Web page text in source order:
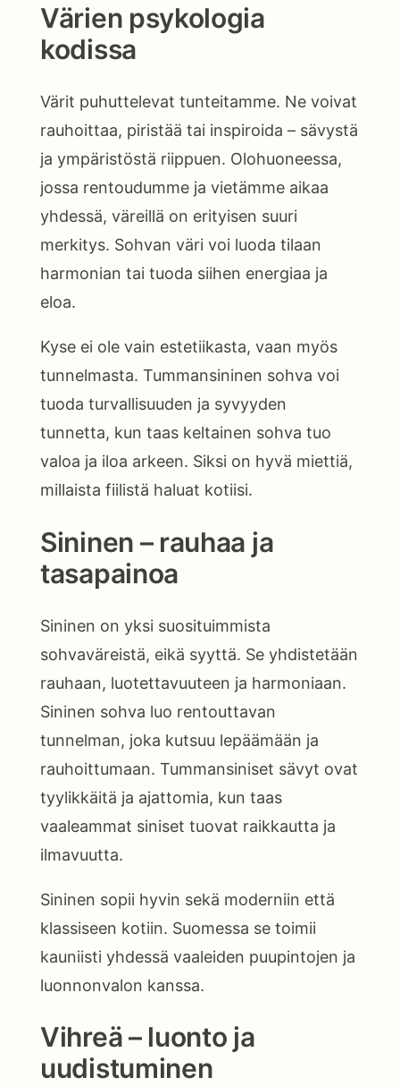
Värien psykologia
kodissa
Värit puhuttelevat tunteitamme. Ne voivat
rauhoittaa, piristää tai inspiroida – sävystä
ja ympäristöstä riippuen. Olohuoneessa,
jossa rentoudumme ja vietämme aikaa
yhdessä, väreillä on erityisen suuri
merkitys. Sohvan väri voi luoda tilaan
harmonian tai tuoda siihen energiaa ja
eloa.
Kyse ei ole vain estetiikasta, vaan myös
tunnelmasta. Tummansininen sohva voi
tuoda turvallisuuden ja syvyyden
tunnetta, kun taas keltainen sohva tuo
valoa ja iloa arkeen. Siksi on hyvä miettiä,
millaista fiilistä haluat kotiisi.
Sininen – rauhaa ja
tasapainoa
Sininen on yksi suosituimmista
sohvaväreistä, eikä syyttä. Se yhdistetään
rauhaan, luotettavuuteen ja harmoniaan.
Sininen sohva luo rentouttavan
tunnelman, joka kutsuu lepäämään ja
rauhoittumaan. Tummansiniset sävyt ovat
tyylikkäitä ja ajattomia, kun taas
vaaleammat siniset tuovat raikkautta ja
ilmavuutta.
Sininen sopii hyvin sekä moderniin että
klassiseen kotiin. Suomessa se toimii
kauniisti yhdessä vaaleiden puupintojen ja
luonnonvalon kanssa.
Vihreä – luonto ja
uudistuminen